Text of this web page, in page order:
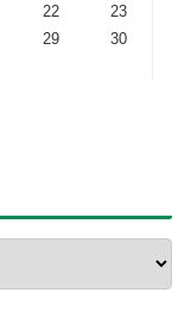
22
23
29
30